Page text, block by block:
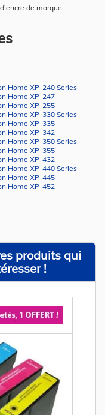
de marque
Home XP-240 Series
Home XP-247
Home XP-255
Home XP-330 Series
Home XP-335
Home XP-342
Home XP-350 Series
Home XP-355
Home XP-432
Home XP-440 Series
Home XP-445
Home XP-452
produits qui
!